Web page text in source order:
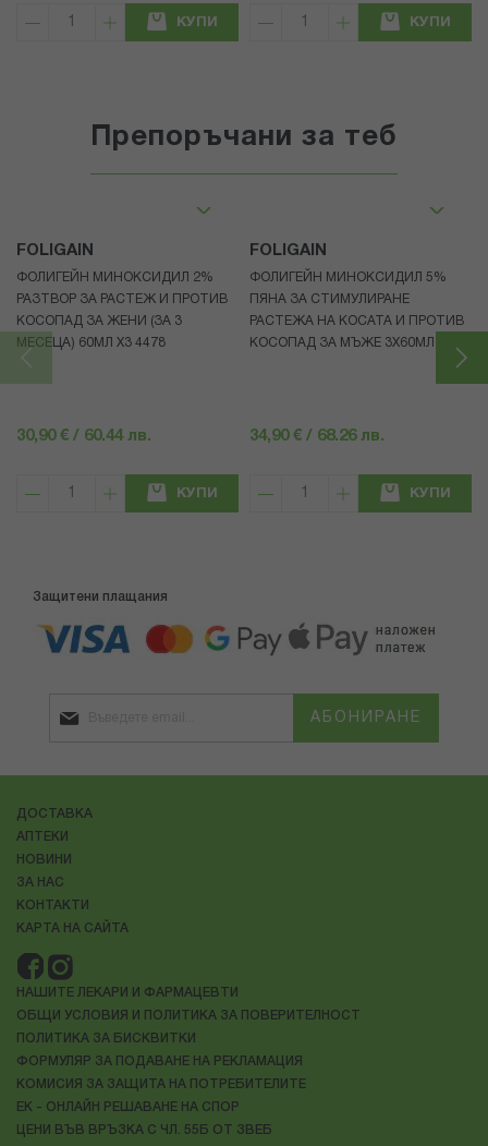
КУПИ КУПИ
Препоръчани за теб
FOLIGAIN
ФОЛИГЕЙН МИНОКСИДИЛ 2%
РАЗТВОР ЗА РАСТЕЖ И ПРОТИВ
КОСОПАД ЗА ЖЕНИ (ЗА 3
МЕСЕЦА) 60МЛ X3 4478
30,90 € / 60.44 лв.
КУПИ
FOLIGAIN
ФОЛИГЕЙН МИНОКСИДИЛ 5%
ПЯНА ЗА СТИМУЛИРАНЕ
РАСТЕЖА НА КОСАТА И ПРОТИВ
КОСОПАД ЗА МЪЖЕ 3X60МЛ 4472
34,90 € / 68.26 лв.
КУПИ
Защитени плащания
АБОНИРАНЕ
ДОСТАВКА
АПТЕКИ
НОВИНИ
ЗА НАС
КОНТАКТИ
КАРТА НА САЙТА
НАШИТЕ ЛЕКАРИ И ФАРМАЦЕВТИ
ОБЩИ УСЛОВИЯ И ПОЛИТИКА ЗА ПОВЕРИТЕЛНОСТ
ПОЛИТИКА ЗА БИСКВИТКИ
ФОРМУЛЯР ЗА ПОДАВАНЕ НА РЕКЛАМАЦИЯ
КОМИСИЯ ЗА ЗАЩИТА НА ПОТРЕБИТЕЛИТЕ
ЕК - ОНЛАЙН РЕШАВАНЕ НА СПОР
ЦЕНИ ВЪВ ВРЪЗКА С ЧЛ. 55Б ОТ ЗВЕБ